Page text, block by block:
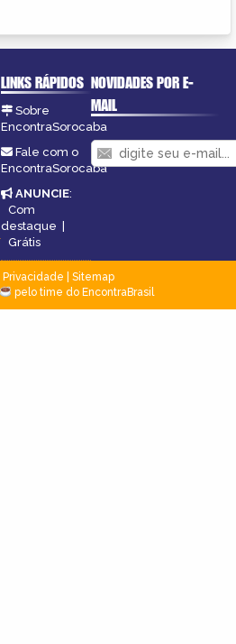
LINKS RÁPIDOS
Sobre
EncontraSorocaba
Fale com o
EncontraSorocaba
ANUNCIE:
Com
destaque |
Grátis
NOVIDADES POR E-
MAIL
Privacidade
Sitemap
pelo time do EncontraBrasil